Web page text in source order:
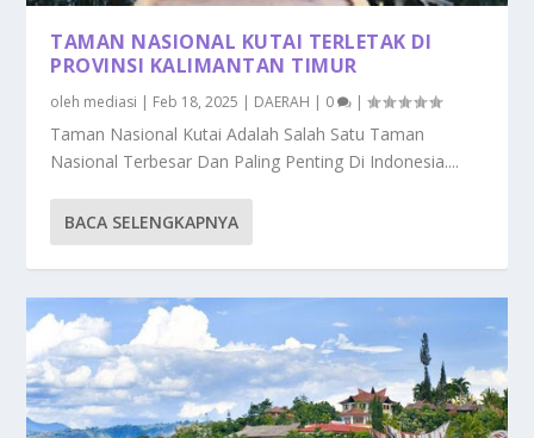
TAMAN NASIONAL KUTAI TERLETAK DI
PROVINSI KALIMANTAN TIMUR
oleh mediasi | Feb 18, 2025 | DAERAH | 0 |
Taman Nasional Kutai Adalah Salah Satu Taman
Nasional Terbesar Dan Paling Penting Di Indonesia....
BACA SELENGKAPNYA